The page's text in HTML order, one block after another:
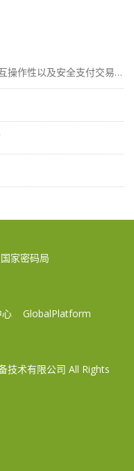
以及安全支付交易的技术主体
国家密码局
GlobalPlatform
技术有限公司 All Rights